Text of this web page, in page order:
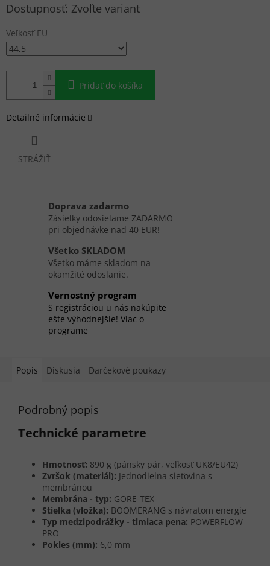
Jednotková
Zvoľte variant
Veľkosť EU
Pridať do košíka
Detailné informácie
STRÁŽIŤ
Doprava zadarmo
Zásielky odosielame ZADARMO
pri objednávke nad 40 EUR!
Všetko SKLADOM
Všetko máme skladom na
okamžité odoslanie.
Vernostný program
S registráciou u nás nakúpite
ešte výhodnejšie! Viac o
programe
Popis Diskusia Darčekové poukazy
Podrobný popis
Technické parametre
Hmotnosť: 890 g (pánsky pár, veľkosť UK8/EU42)
Zvršok (materiál): Jednodielna sieťovina s
membránou
Membrána - typ: GORE-TEX
Stielka (vložka): BOOMERANG s návratom energie
Typ medzipodrážky - tlmiaca pena: POWERFLOW
PRO
Pokles (mm): 6,0 mm